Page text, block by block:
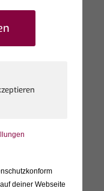
deiner Webseite